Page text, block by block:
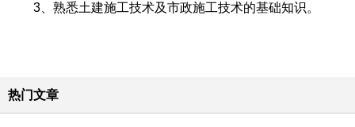
3、熟悉土建施工技术及市政施工技术的基础知识。
热门文章